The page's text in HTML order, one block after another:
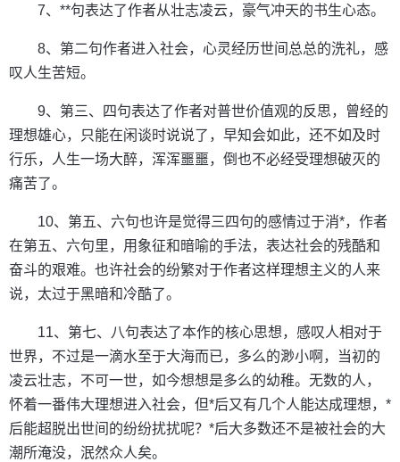
7、**句表达了作者从壮志凌云，豪气冲天的书生心态。
8、第二句作者进入社会，心灵经历世间总总的洗礼，感
叹人生苦短。
9、第三、四句表达了作者对普世价值观的反思，曾经的
理想雄心，只能在闲谈时说说了，早知会如此，还不如及时
行乐，人生一场大醉，浑浑噩噩，倒也不必经受理想破灭的
痛苦了。
10、第五、六句也许是觉得三四句的感情过于消*，作者
在第五、六句里，用象征和暗喻的手法，表达社会的残酷和
奋斗的艰难。也许社会的纷繁对于作者这样理想主义的人来
说，太过于黑暗和冷酷了。
11、第七、八句表达了本作的核心思想，感叹人相对于
世界，不过是一滴水至于大海而已，多么的渺小啊，当初的
凌云壮志，不可一世，如今想想是多么的幼稚。无数的人，
怀着一番伟大理想进入社会，但*后又有几个人能达成理想，*
后能超脱出世间的纷纷扰扰呢？*后大多数还不是被社会的大
潮所淹没，泯然众人矣。